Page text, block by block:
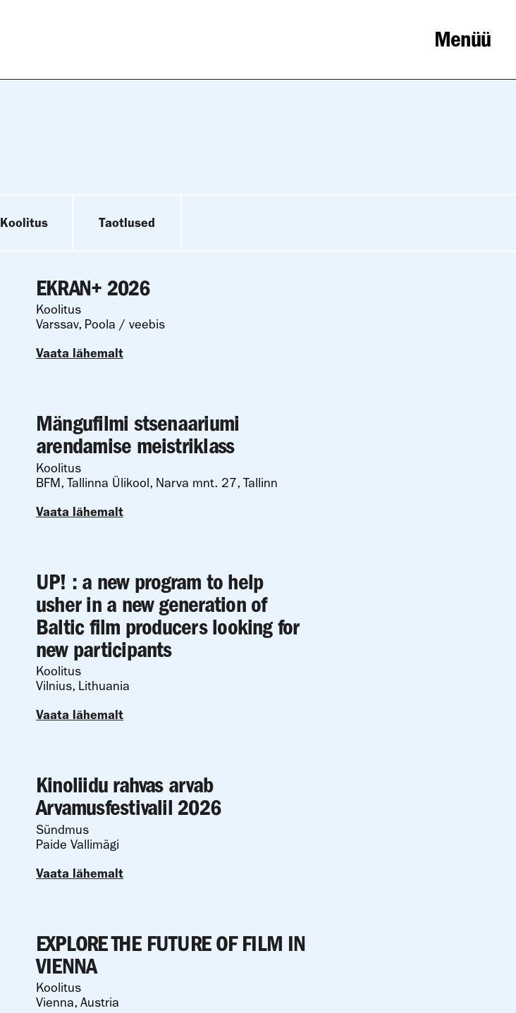
Menüü
Koolitus Taotlused
EKRAN+ 2026
Koolitus
Varssav, Poola / veebis
Vaata lähemalt
Mängufilmi stsenaariumi
arendamise meistriklass
Koolitus
BFM, Tallinna Ülikool, Narva mnt. 27, Tallinn
Vaata lähemalt
UP! : a new program to help
usher in a new generation of
Baltic film producers looking for
new participants
Koolitus
Vilnius, Lithuania
Vaata lähemalt
Kinoliidu rahvas arvab
Arvamusfestivalil 2026
Sündmus
Paide Vallimägi
Vaata lähemalt
EXPLORE THE FUTURE OF FILM IN
VIENNA
Koolitus
Vienna, Austria